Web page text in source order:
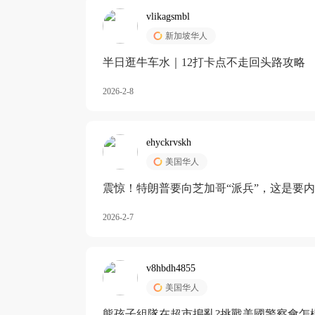
vlikagsmbl
新加坡华人
半日逛牛车水｜12打卡点不走回头路攻略
2026-2-8
ehyckrvskh
美国华人
震惊！特朗普要向芝加哥“派兵”，这是要
2026-2-7
v8hbdh4855
美国华人